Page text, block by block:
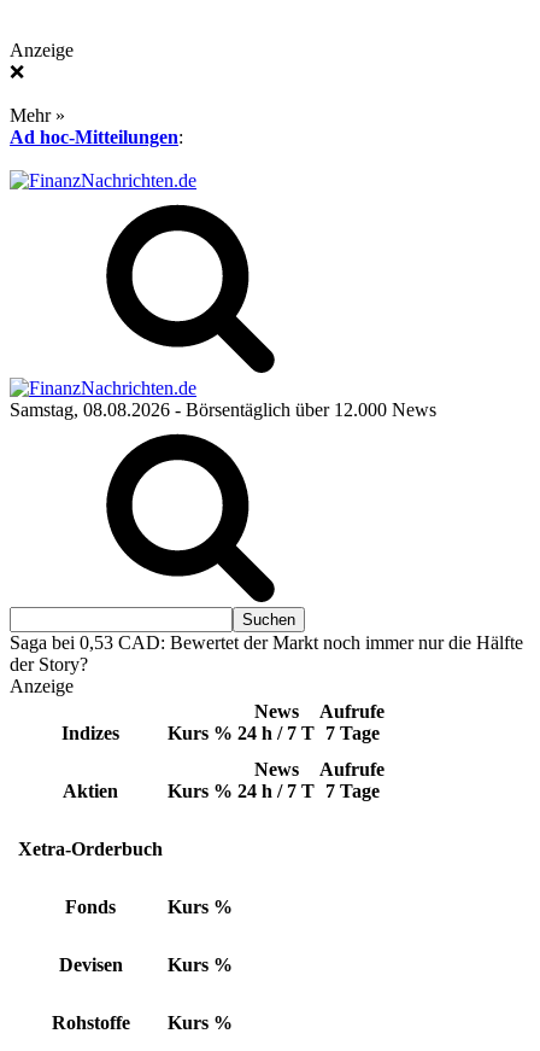
Anzeige
❌
Mehr »
Ad hoc-Mitteilungen:
Samstag, 08.08.2026 - Börsentäglich über 12.000 News
Saga bei 0,53 CAD: Bewertet der Markt noch immer nur die Hälfte
der Story?
Anzeige
Indizes Kurs %
News
24 h / 7 T
Aufrufe
7 Tage
Aktien Kurs %
News
24 h / 7 T
Aufrufe
7 Tage
Xetra-Orderbuch
Fonds Kurs %
Devisen Kurs %
Rohstoffe Kurs %